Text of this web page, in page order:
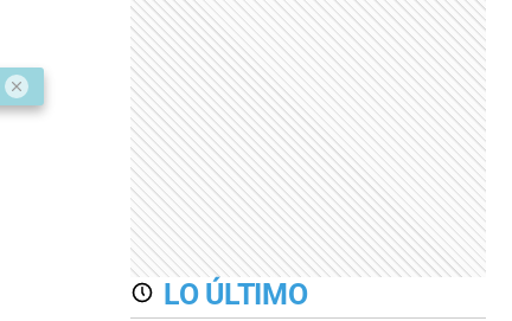
LO ÚLTIMO